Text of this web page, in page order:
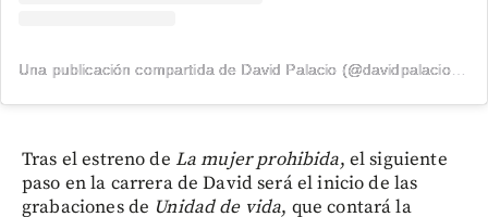
Una publicación compartida de David Palacio (@davidpalacio91)
Tras el estreno de La mujer prohibida, el siguiente
paso en la carrera de David será el inicio de las
grabaciones de Unidad de vida, que contará la